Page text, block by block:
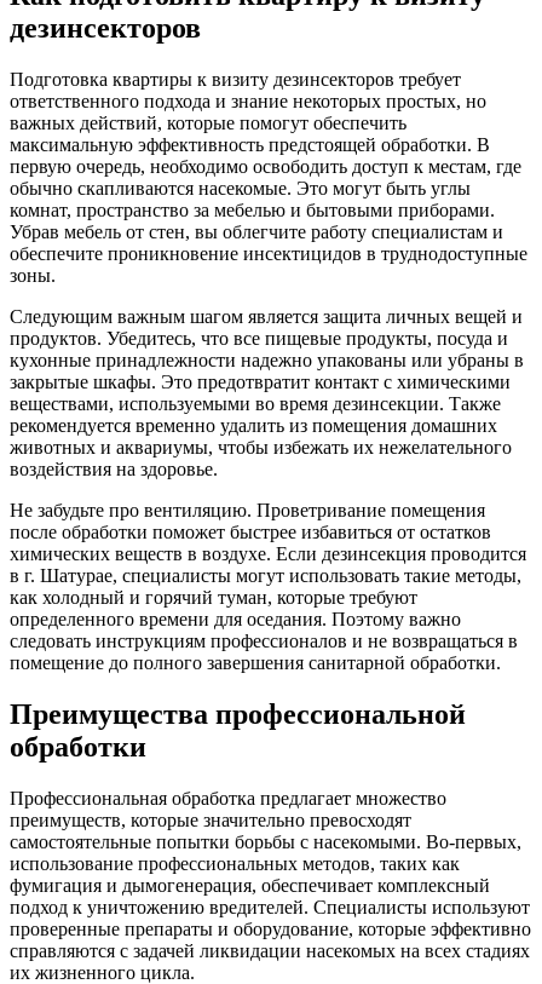
дезинсекторов
Подготовка квартиры к визиту дезинсекторов требует
ответственного подхода и знание некоторых простых, но
важных действий, которые помогут обеспечить
максимальную эффективность предстоящей обработки. В
первую очередь, необходимо освободить доступ к местам, где
обычно скапливаются насекомые. Это могут быть углы
комнат, пространство за мебелью и бытовыми приборами.
Убрав мебель от стен, вы облегчите работу специалистам и
обеспечите проникновение инсектицидов в труднодоступные
зоны.
Следующим важным шагом является защита личных вещей и
продуктов. Убедитесь, что все пищевые продукты, посуда и
кухонные принадлежности надежно упакованы или убраны в
закрытые шкафы. Это предотвратит контакт с химическими
веществами, используемыми во время дезинсекции. Также
рекомендуется временно удалить из помещения домашних
животных и аквариумы, чтобы избежать их нежелательного
воздействия на здоровье.
Не забудьте про вентиляцию. Проветривание помещения
после обработки поможет быстрее избавиться от остатков
химических веществ в воздухе. Если дезинсекция проводится
в г. Шатурае, специалисты могут использовать такие методы,
как холодный и горячий туман, которые требуют
определенного времени для оседания. Поэтому важно
следовать инструкциям профессионалов и не возвращаться в
помещение до полного завершения санитарной обработки.
Преимущества профессиональной
обработки
Профессиональная обработка предлагает множество
преимуществ, которые значительно превосходят
самостоятельные попытки борьбы с насекомыми. Во-первых,
использование профессиональных методов, таких как
фумигация и дымогенерация, обеспечивает комплексный
подход к уничтожению вредителей. Специалисты используют
проверенные препараты и оборудование, которые эффективно
справляются с задачей ликвидации насекомых на всех стадиях
их жизненного цикла.